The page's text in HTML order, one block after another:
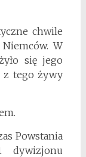
chwile
W
się jego
z tego żywy
Powstania
dywizjonu